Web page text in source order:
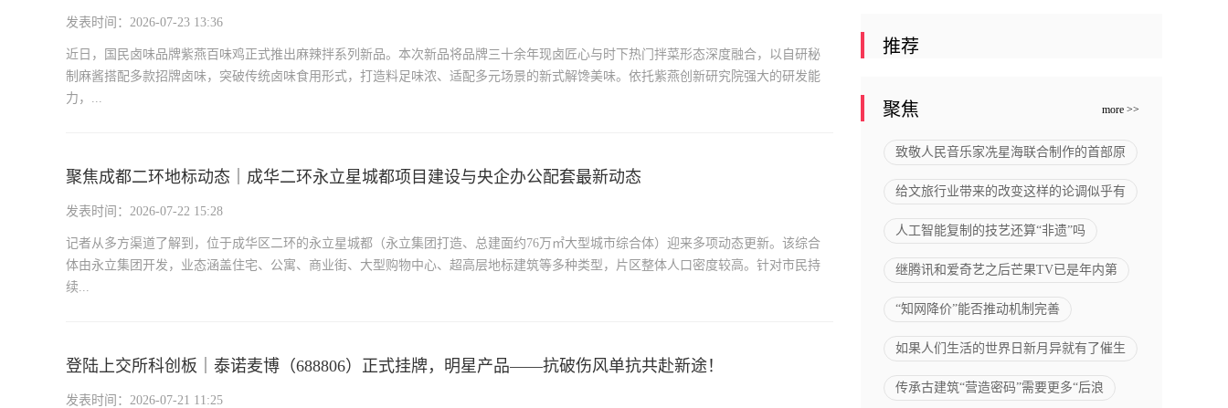
发表时间：2026-07-23 13:36
近日，国民卤味品牌紫燕百味鸡正式推出麻辣拌系列新品。本次新品将品牌三十余年现卤匠心与时下热门拌菜形态深度融合，以自研秘
制麻酱搭配多款招牌卤味，突破传统卤味食用形式，打造料足味浓、适配多元场景的新式解馋美味。依托紫燕创新研究院强大的研发能
力，...
聚焦成都二环地标动态｜成华二环永立星城都项目建设与央企办公配套最新动态
发表时间：2026-07-22 15:28
记者从多方渠道了解到，位于成华区二环的永立星城都（永立集团打造、总建面约76万㎡大型城市综合体）迎来多项动态更新。该综合
体由永立集团开发，业态涵盖住宅、公寓、商业街、大型购物中心、超高层地标建筑等多种类型，片区整体人口密度较高。针对市民持
续...
登陆上交所科创板｜泰诺麦博（688806）正式挂牌，明星产品——抗破伤风单抗共赴新途！
发表时间：2026-07-21 11:25
推荐
聚焦 more >>
致敬人民音乐家冼星海联合制作的首部原
给文旅行业带来的改变这样的论调似乎有
人工智能复制的技艺还算“非遗”吗
继腾讯和爱奇艺之后芒果TV已是年内第
“知网降价”能否推动机制完善
如果人们生活的世界日新月异就有了催生
传承古建筑“营造密码”需要更多“后浪